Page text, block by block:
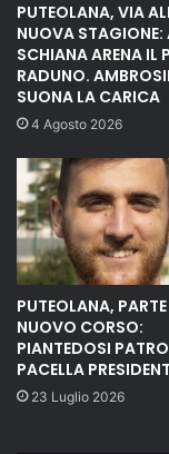
PUTEOLANA, VIA
NUOVA STAGIONE:
SCHIANA ARENA IL
RADUNO.
SUONA LA CARICA
4 Agosto 2026
PUTEOLANA, PARTE
NUOVO CORSO:
PIANTEDOSI
PACELLA
23 Luglio 2026